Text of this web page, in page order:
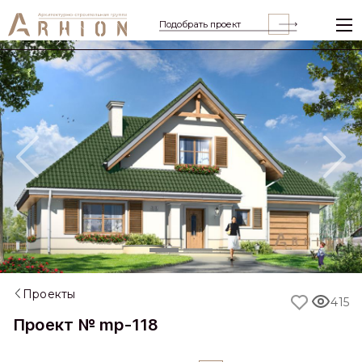
Подобрать проект
Previous
Проекты
Проект № mp-118
415